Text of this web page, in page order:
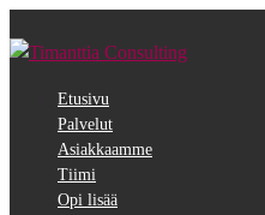
pääsisältöön
Etusivu
Palvelut
Asiakkaamme
Tiimi
Opi lisää